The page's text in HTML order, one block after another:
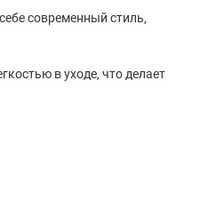
современный стиль,
в уходе, что делает